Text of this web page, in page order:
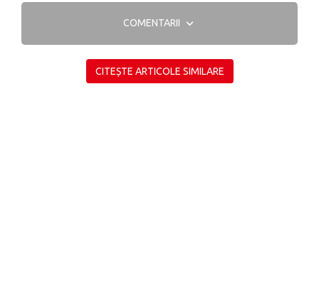
COMENTARII
CITEȘTE ARTICOLE SIMILARE